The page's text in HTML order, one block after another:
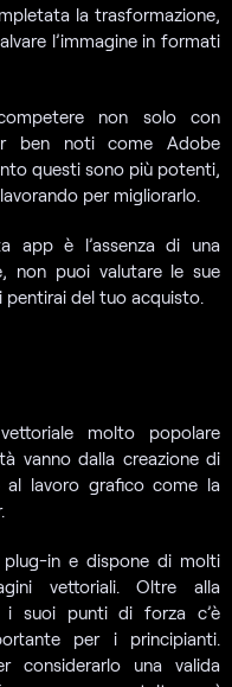
la trasformazione,
l’immagine in formati
non solo con
ben noti come Adobe
questi sono più potenti,
per migliorarlo.
app è l’assenza di una
non puoi valutare le sue
pentirai del tuo acquisto.
molto popolare
vanno dalla creazione di
lavoro grafico come la
plug-in e dispone di molti
vettoriali. Oltre alla
i suoi punti di forza c’è
per i principianti.
considerarlo una valida